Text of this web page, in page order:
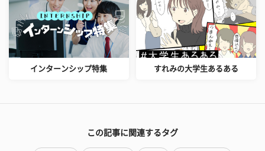
インターンシップ特集 すれみの大学生あるある
この記事に関連するタグ